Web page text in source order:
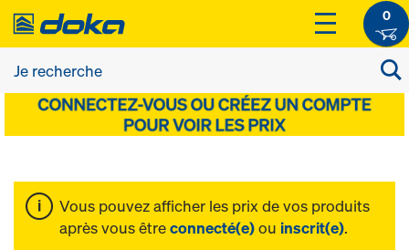
0
Vous pouvez afficher les prix de vos produits
après vous êtreconnecté(e)ou inscrit(e).